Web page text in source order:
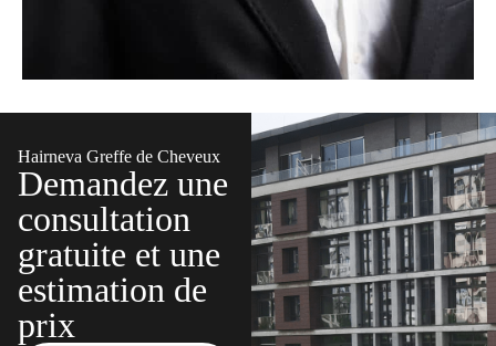
Hairneva Greffe de Cheveux
Demandez une
consultation
gratuite et une
estimation de
prix